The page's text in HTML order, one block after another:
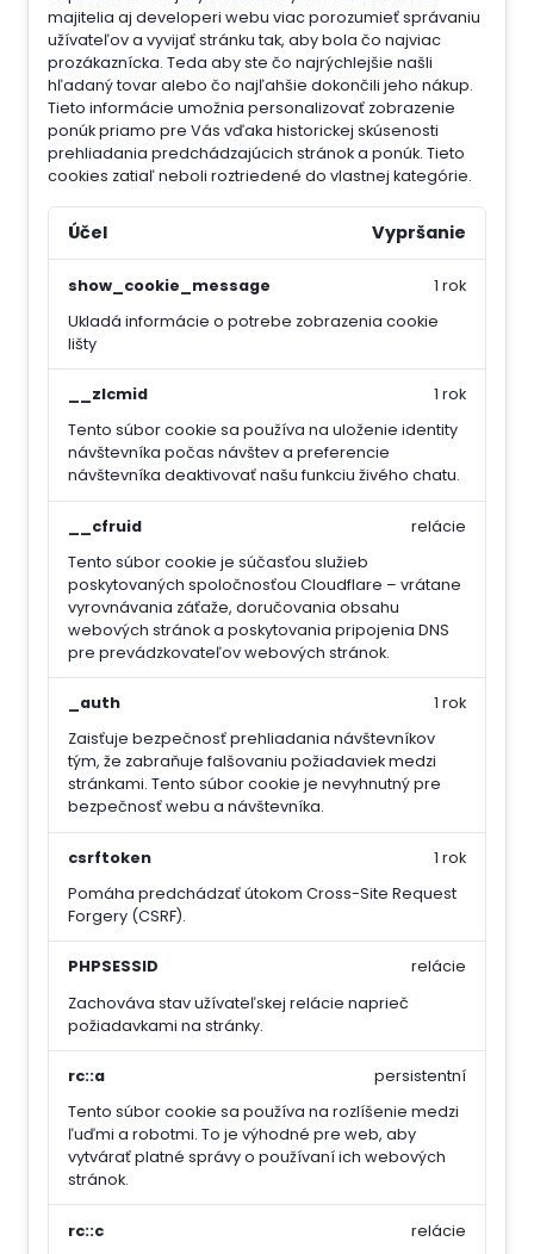
majitelia aj developeri webu viac porozumieť správaniu
užívateľov a vyvijať stránku tak, aby bola čo najviac
prozákaznícka. Teda aby ste čo najrýchlejšie našli
hľadaný tovar alebo čo najľahšie dokončili jeho nákup.
Tieto informácie umožnia personalizovať zobrazenie
ponúk priamo pre Vás vďaka historickej skúsenosti
prehliadania predchádzajúcich stránok a ponúk. Tieto
cookies zatiaľ neboli roztriedené do vlastnej kategórie.
Účel Vypršanie
show_cookie_message
Ukladá informácie o potrebe zobrazenia cookie
lišty
1 rok
__zlcmid
Tento súbor cookie sa používa na uloženie identity
návštevníka počas návštev a preferencie
návštevníka deaktivovať našu funkciu živého chatu.
1 rok
__cfruid
Tento súbor cookie je súčasťou služieb
poskytovaných spoločnosťou Cloudflare – vrátane
vyrovnávania záťaže, doručovania obsahu
webových stránok a poskytovania pripojenia DNS
pre prevádzkovateľov webových stránok.
relácie
_auth
Zaisťuje bezpečnosť prehliadania návštevníkov
tým, že zabraňuje falšovaniu požiadaviek medzi
stránkami. Tento súbor cookie je nevyhnutný pre
bezpečnosť webu a návštevníka.
1 rok
csrftoken
Pomáha predchádzať útokom Cross-Site Request
Forgery (CSRF).
1 rok
PHPSESSID
Zachováva stav užívateľskej relácie naprieč
požiadavkami na stránky.
relácie
rc::a
Tento súbor cookie sa používa na rozlíšenie medzi
ľuďmi a robotmi. To je výhodné pre web, aby
vytvárať platné správy o používaní ich webových
stránok.
persistentní
rc::c
relácie